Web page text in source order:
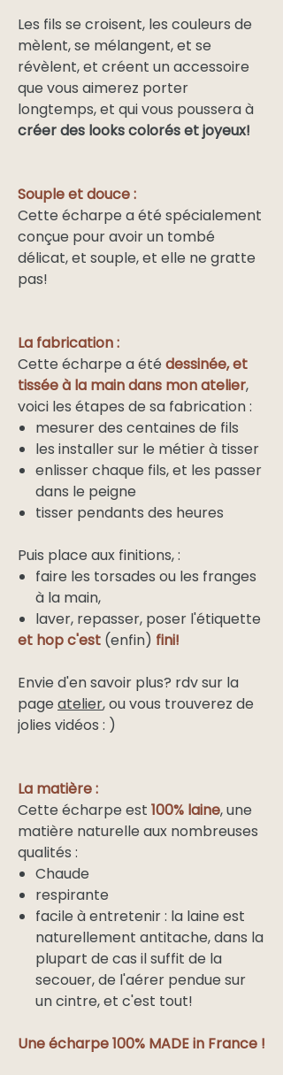
Les fils se croisent, les couleurs de
mèlent, se mélangent, et se
révèlent, et créent un accessoire
que vous aimerez porter
longtemps, et qui vous poussera à
créer des looks colorés et joyeux!
Souple et douce :
Cette écharpe a été spécialement
conçue pour avoir un tombé
délicat, et souple, et elle ne gratte
pas!
La fabrication :
Cette écharpe a été dessinée, et
tissée à la main dans mon atelier,
voici les étapes de sa fabrication :
mesurer des centaines de fils
les installer sur le métier à tisser
enlisser chaque fils, et les passer
dans le peigne
tisser pendants des heures
Puis place aux finitions, :
faire les torsades ou les franges
à la main,
laver, repasser, poser l'étiquette
et hop c'est (enfin) fini!
Envie d'en savoir plus? rdv sur la
page atelier, ou vous trouverez de
jolies vidéos : )
La matière :
Cette écharpe est 100% laine, une
matière naturelle aux nombreuses
qualités :
Chaude
respirante
facile à entretenir : la laine est
naturellement antitache, dans la
plupart de cas il suffit de la
secouer, de l'aérer pendue sur
un cintre, et c'est tout!
Une écharpe 100% MADE in France !